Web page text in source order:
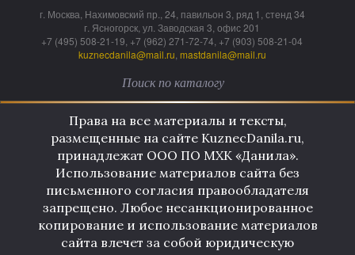
г. Москва, Нахимовский пр., 24, павильон 3, ряд 1, стенд 34
г. Ясногорск, ул. Заводская 3, офис 201
+7 (495) 508-21-19, +7 (962) 271-72-74, +7 (903) 508-21-04
kuznecdanila@mail.ru mastdanila@mail.ru
Права на все материалы и тексты,
размещенные на сайте KuznecDanila.ru,
принадлежат ООО ПО МХК «Данила».
Использование материалов сайта без
письменного согласия правообладателя
запрещено. Любое несанкционированное
копирование и использование материалов
сайта влечет за собой юридическую